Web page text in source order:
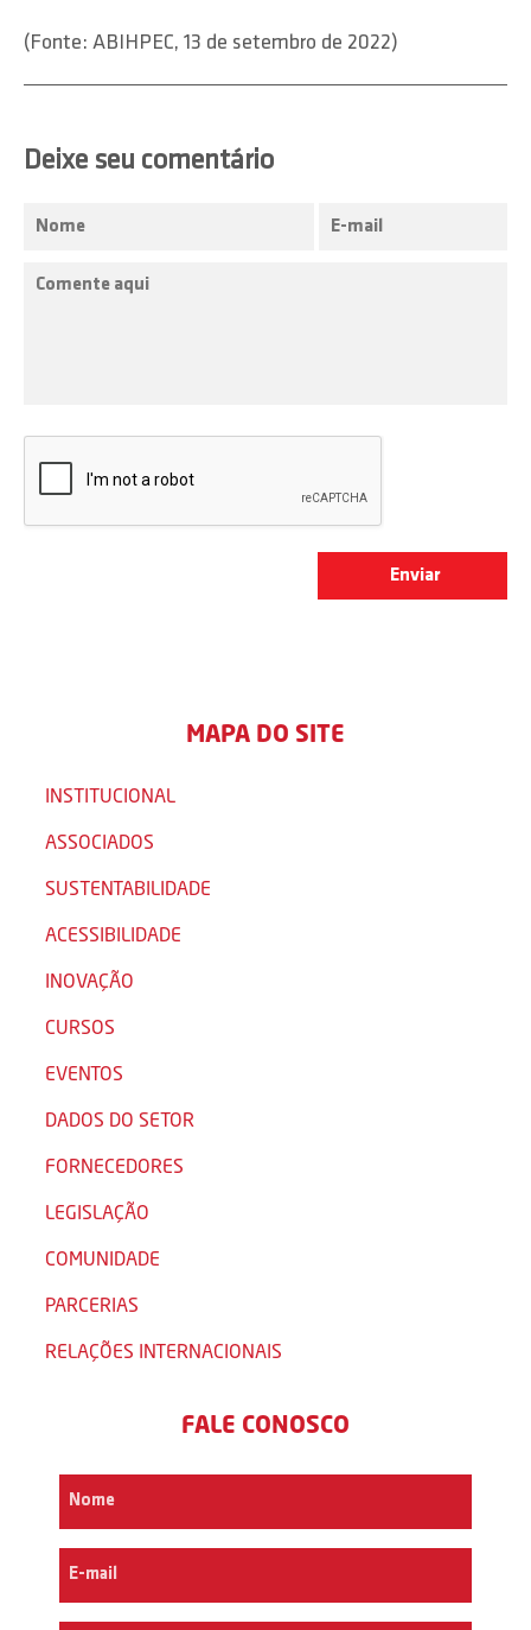
(Fonte: ABIHPEC, 13 de setembro de 2022)
Deixe seu comentário
MAPA DO SITE
INSTITUCIONAL
ASSOCIADOS
SUSTENTABILIDADE
ACESSIBILIDADE
INOVAÇÃO
CURSOS
EVENTOS
DADOS DO SETOR
FORNECEDORES
LEGISLAÇÃO
COMUNIDADE
PARCERIAS
RELAÇÕES INTERNACIONAIS
FALE CONOSCO